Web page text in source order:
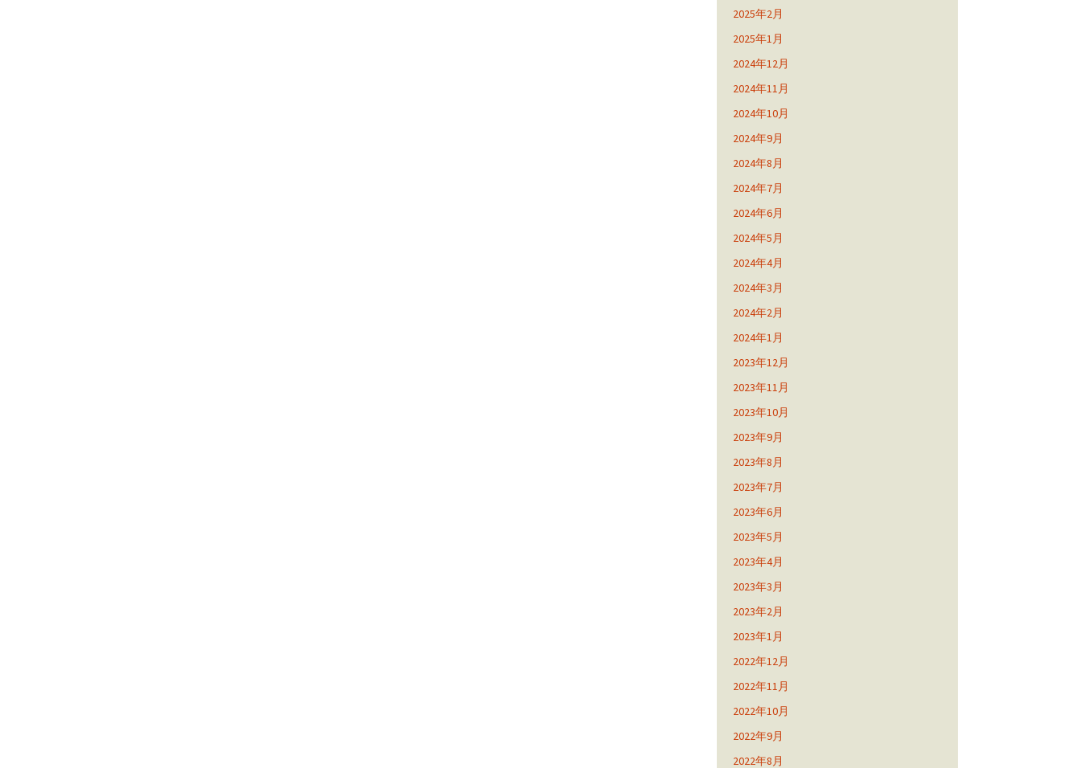
2025年2月
2025年1月
2024年12月
2024年11月
2024年10月
2024年9月
2024年8月
2024年7月
2024年6月
2024年5月
2024年4月
2024年3月
2024年2月
2024年1月
2023年12月
2023年11月
2023年10月
2023年9月
2023年8月
2023年7月
2023年6月
2023年5月
2023年4月
2023年3月
2023年2月
2023年1月
2022年12月
2022年11月
2022年10月
2022年9月
2022年8月